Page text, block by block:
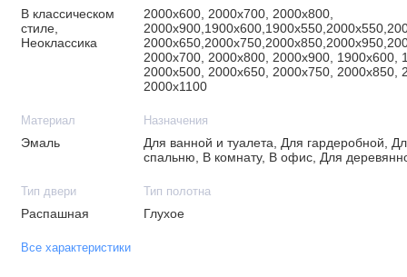
В классическом
стиле,
Неоклассика
2000х600, 2000х700, 2000х800,
2000х700, 2000х800, 2000х900, 1900х600,
2000х500, 2000х650, 2000х750, 2000х850,
2000х1100
Материал
Эмаль
Назначения
Для ванной и туалета, Для гардеробной,
спальню, В комнату, В офис, Для
Тип двери
Распашная
Тип полотна
Глухое
Все характеристики